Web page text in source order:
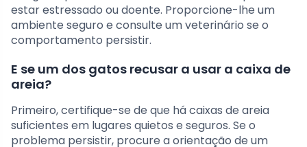
estar estressado ou doente. Proporcione-lhe um
ambiente seguro e consulte um veterinário se o
comportamento persistir.
E se um dos gatos recusar a usar a caixa de
areia?
Primeiro, certifique-se de que há caixas de areia
suficientes em lugares quietos e seguros. Se o
problema persistir, procure a orientação de um